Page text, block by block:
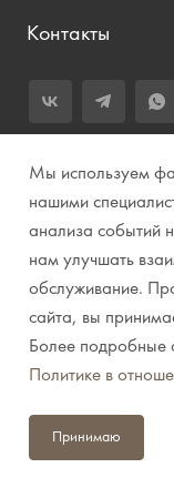
Контакты
+7 (343)
Заказать
620144, г.
«Весенний», 2
© 2007-2026
Видео.
инструменты
Политика
Мы используем
нашими
анализа событий
нам улучшать
обслуживание.
сайта, вы
Более подробные
Политике в
Принимаю